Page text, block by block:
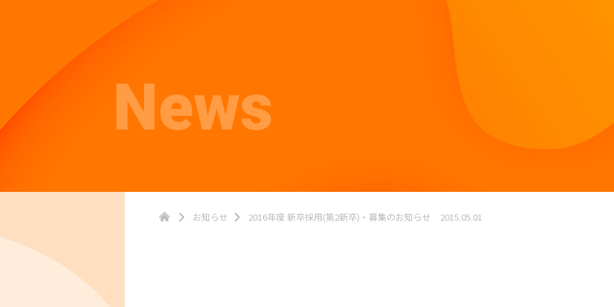
News
お知らせ 2016年度 新卒採用(第2新卒)・募集のお知らせ 2015.05.01